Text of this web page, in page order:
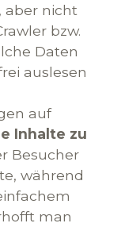
aber nicht
bzw.
Daten
auslesen
auf
Inhalte zu
Besucher
während
man